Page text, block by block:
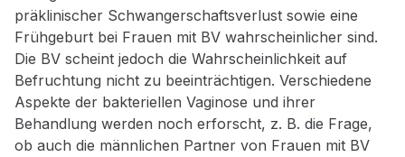
präklinischer Schwangerschaftsverlust sowie eine
Frühgeburt bei Frauen mit BV wahrscheinlicher sind.
Die BV scheint jedoch die Wahrscheinlichkeit auf
Befruchtung nicht zu beeinträchtigen. Verschiedene
Aspekte der bakteriellen Vaginose und ihrer
Behandlung werden noch erforscht, z. B. die Frage,
ob auch die männlichen Partner von Frauen mit BV